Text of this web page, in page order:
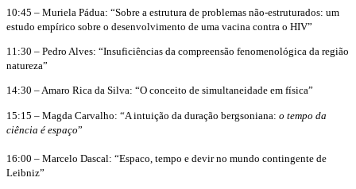
10:45 – Muriela Pádua: “Sobre a estrutura de problemas não-estruturados: um
estudo empírico sobre o desenvolvimento de uma vacina contra o HIV”
11:30 – Pedro Alves: “Insuficiências da compreensão fenomenológica da região
natureza”
14:30 – Amaro Rica da Silva: “O conceito de simultaneidade em física”
15:15 – Magda Carvalho: “A intuição da duração bergsoniana: o tempo da
ciência é espaço”
16:00 – Marcelo Dascal: “Espaco, tempo e devir no mundo contingente de
Leibniz”